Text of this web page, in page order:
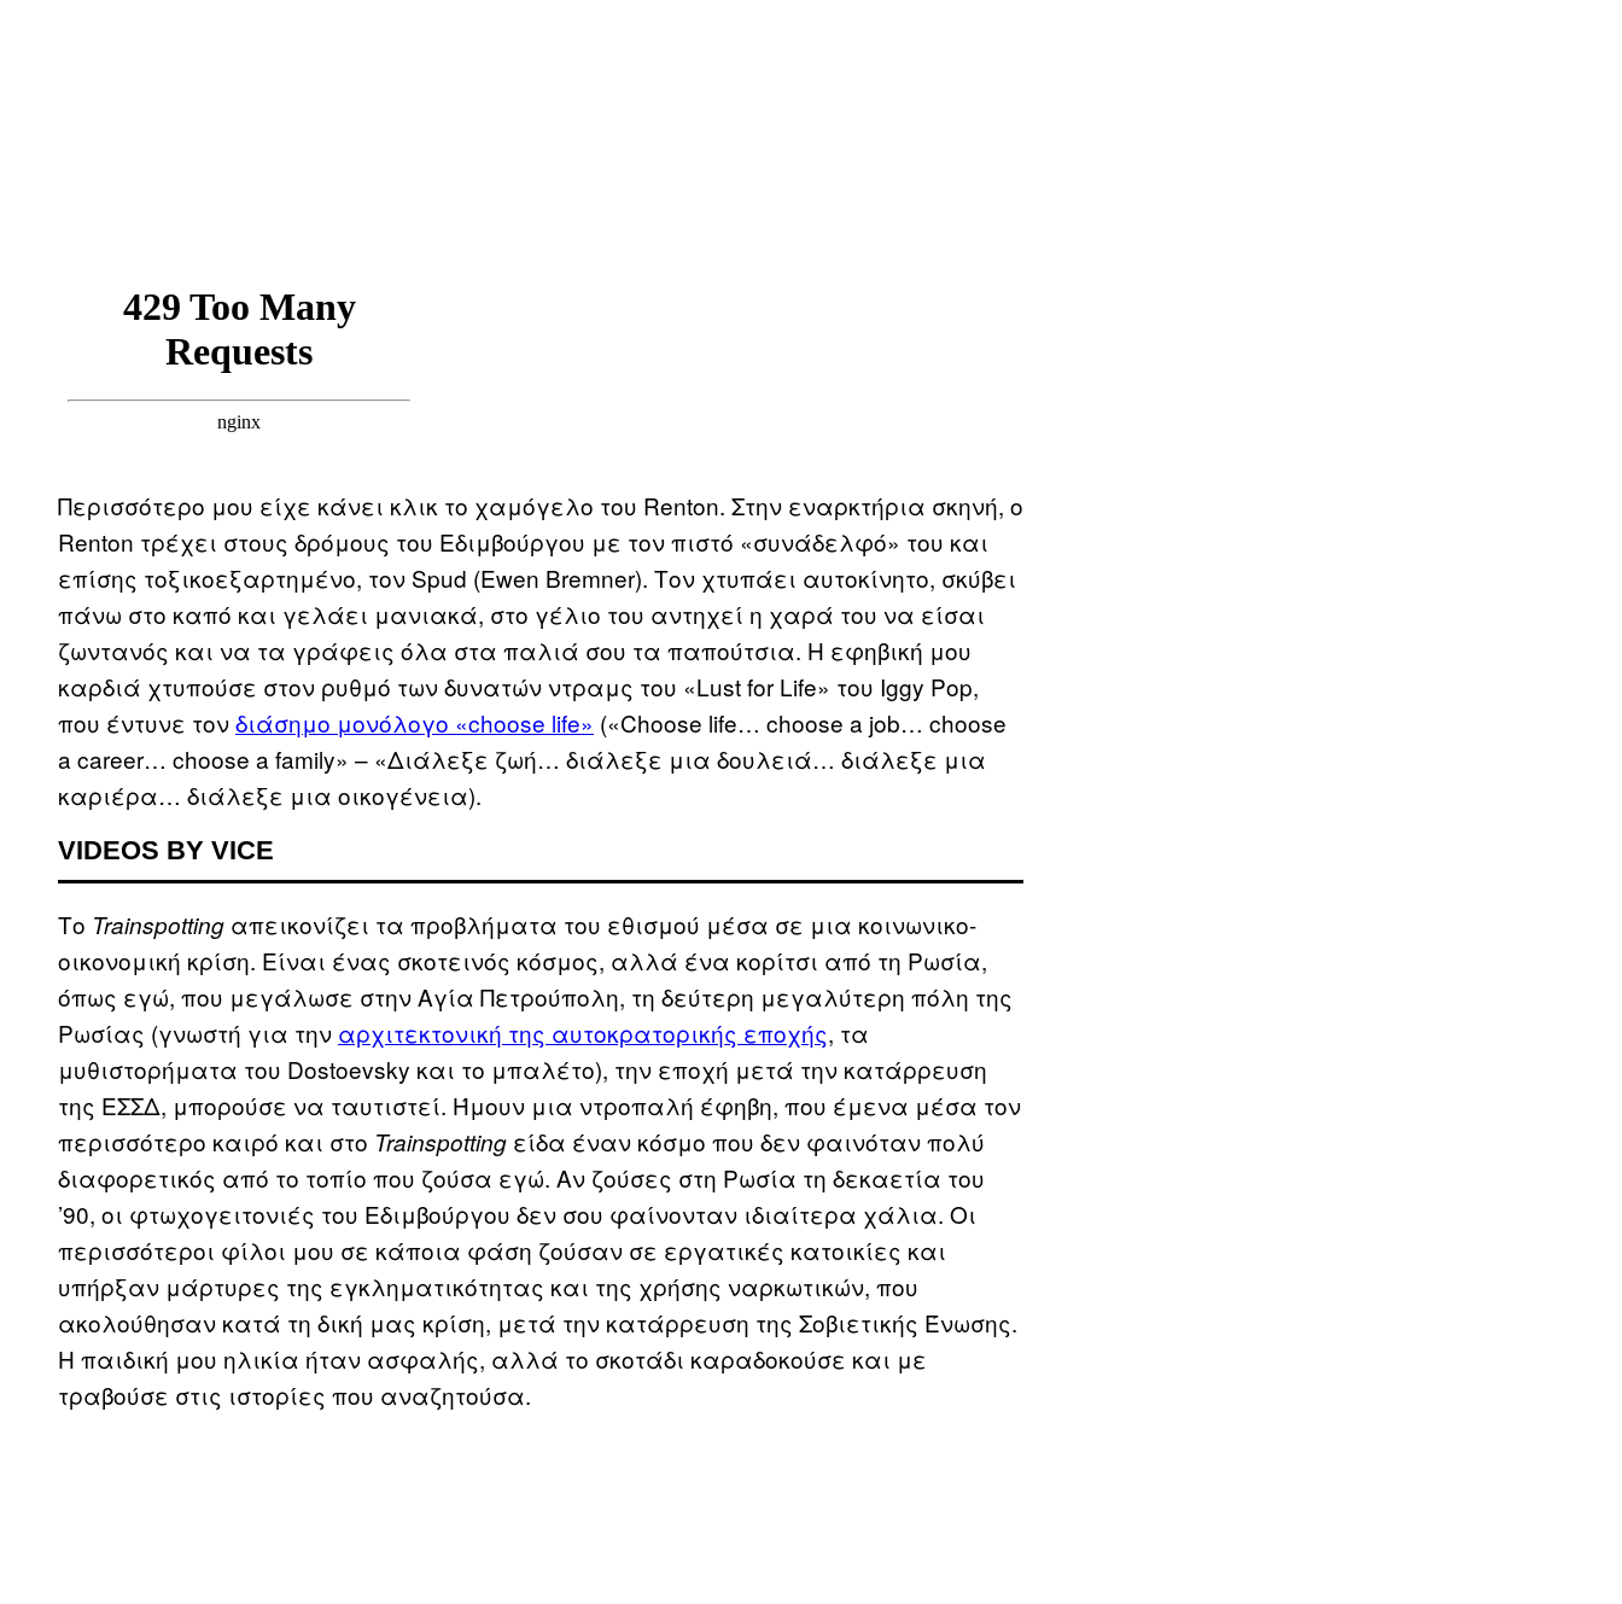
Περισσότερο μου είχε κάνει κλικ το χαμόγελο του Renton. Στην εναρκτήρια σκηνή, ο
Renton τρέχει στους δρόμους του Εδιμβούργου με τον πιστό «συνάδελφό» του και
επίσης τοξικοεξαρτημένο, τον Spud (Ewen Bremner). Τον χτυπάει αυτοκίνητο, σκύβει
πάνω στο καπό και γελάει μανιακά, στο γέλιο του αντηχεί η χαρά του να είσαι
ζωντανός και να τα γράφεις όλα στα παλιά σου τα παπούτσια. Η εφηβική μου
καρδιά χτυπούσε στον ρυθμό των δυνατών ντραμς του «Lust for Life» του Iggy Pop,
που έντυνε τονδιάσημο μονόλογο «choose life» («Choose life… choose a job… choose
a career… choose a family» – «Διάλεξε ζωή… διάλεξε μια δουλειά… διάλεξε μια
καριέρα… διάλεξε μια οικογένεια).
VIDEOS BY VICE
Το Trainspotting απεικονίζει τα προβλήματα του εθισμού μέσα σε μια κοινωνικο-
οικονομική κρίση. Είναι ένας σκοτεινός κόσμος, αλλά ένα κορίτσι από τη Ρωσία,
όπως εγώ, που μεγάλωσε στην Αγία Πετρούπολη, τη δεύτερη μεγαλύτερη πόλη της
Ρωσίας (γνωστή για την αρχιτεκτονική της αυτοκρατορικής εποχής, τα
μυθιστορήματα του Dostoevsky και το μπαλέτο), την εποχή μετά την κατάρρευση
της ΕΣΣΔ, μπορούσε να ταυτιστεί. Ήμουν μια ντροπαλή έφηβη, που έμενα μέσα τον
περισσότερο καιρό και στο Trainspotting είδα έναν κόσμο που δεν φαινόταν πολύ
διαφορετικός από το τοπίο που ζούσα εγώ. Αν ζούσες στη Ρωσία τη δεκαετία του
’90, οι φτωχογειτονιές του Εδιμβούργου δεν σου φαίνονταν ιδιαίτερα χάλια. Οι
περισσότεροι φίλοι μου σε κάποια φάση ζούσαν σε εργατικές κατοικίες και
υπήρξαν μάρτυρες της εγκληματικότητας και της χρήσης ναρκωτικών, που
ακολούθησαν κατά τη δική μας κρίση, μετά την κατάρρευση της Σοβιετικής Ένωσης.
Η παιδική μου ηλικία ήταν ασφαλής, αλλά το σκοτάδι καραδοκούσε και με
τραβούσε στις ιστορίες που αναζητούσα.